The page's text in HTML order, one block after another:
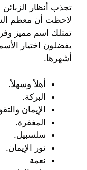
تجذب أنظار الزبائن
لاحظت أن معظم
تمتلك اسم مميز
يفضلون اختيار
أشهرها.
أهلاً وسهلاً.
البركة.
الإيمان
المغفرة.
سلسبيل.
نور الإيمان.
نعمة